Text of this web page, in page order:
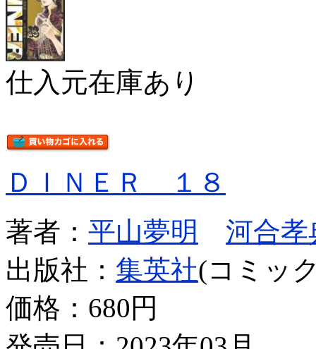
仕入元在庫あり
ＤＩＮＥＲ １８
著者： 平山夢明
河合孝
出版社： 集英社(コミッ
価格： 680円